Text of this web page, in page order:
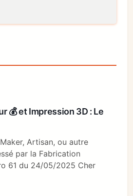
💰 et Impression 3D : Le
Artisan, ou autre
par la Fabrication
61 du 24/05/2025 Cher